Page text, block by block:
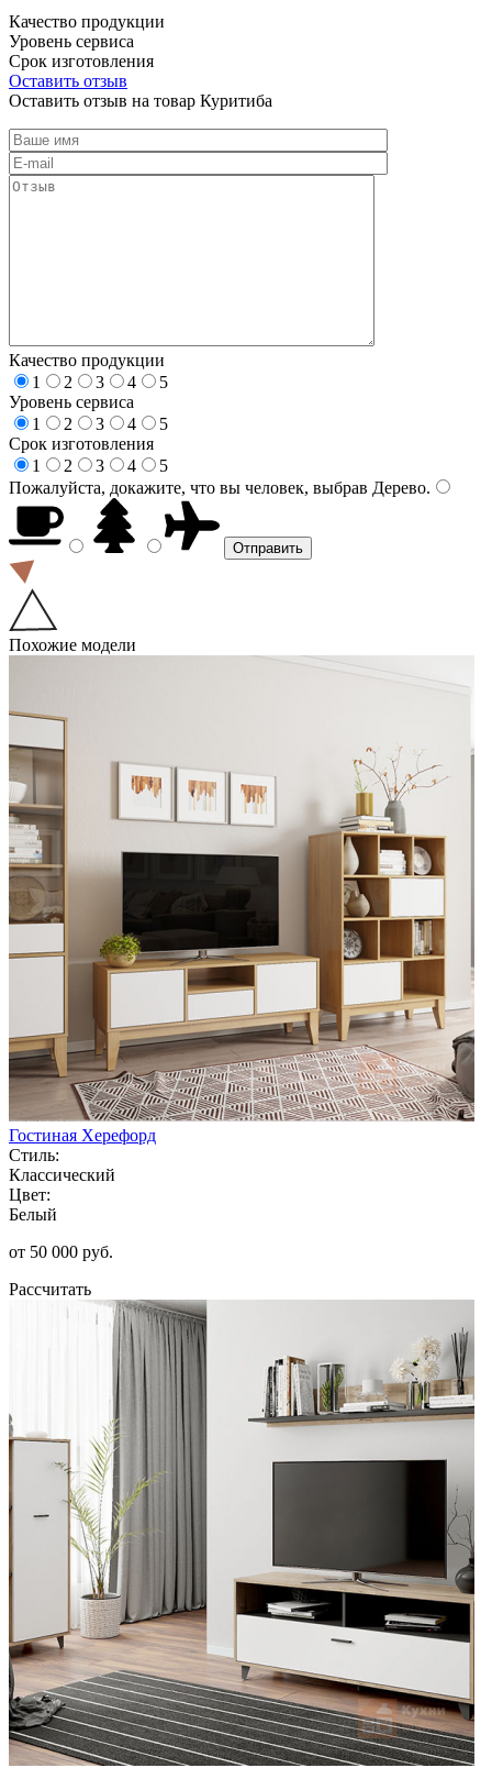
Качество продукции
Уровень сервиса
Срок изготовления
Оставить отзыв
Оставить отзыв на товар Куритиба
Качество продукции
1
2 3 4
5
Уровень сервиса
1
2 3 4
5
Срок изготовления
1
2 3 4
5
Пожалуйста, докажите, что вы человек, выбрав Дерево.
Похожие модели
Гостиная Херефорд
Стиль:
Классический
Цвет:
Белый
от 50 000 руб.
Рассчитать